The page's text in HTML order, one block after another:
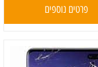
פרטים נוספים